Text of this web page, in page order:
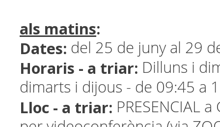
als matins:
Dates: del 25 de juny al 29
Horaris - a triar: Dilluns i
dimarts i dijous - de 09:45 a
Lloc - a triar: PRESENCIAL